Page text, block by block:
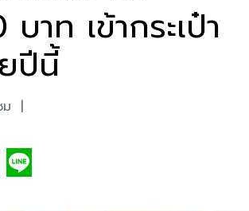
าท เข้ากระเป๋า
ปีนี้
|